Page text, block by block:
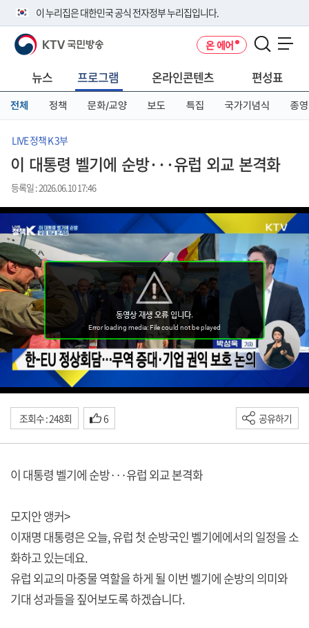
이 누리집은 대한민국 공식 전자정부 누리집입니다.
공식 누리집 주소 확인하기
니다.
이밖에 or.kr 또는 .kr등 다른 도메인 주소를 사용하고 있다면 아래 URL에
서 도메인 주소를 확인해 보세요
KTV 국민방송 온 에어
뉴스 프로그램 온라인콘텐츠 편성표
전체 정책 문화/교양 보도 특집 국가기념식 종영
LIVE 정책 K 3부
이 대통령 벨기에 순방···유럽 외교 본격화
등록일 : 2026.06.10 17:46
조회수 : 248회 6 공유하기
이 대통령 벨기에 순방···유럽 외교 본격화
모지안 앵커>
이재명 대통령은 오늘, 유럽 첫 순방국인 벨기에에서의 일정을 소
화하고 있는데요.
유럽 외교의 마중물 역할을 하게 될 이번 벨기에 순방의 의미와
기대 성과들을 짚어보도록 하겠습니다.